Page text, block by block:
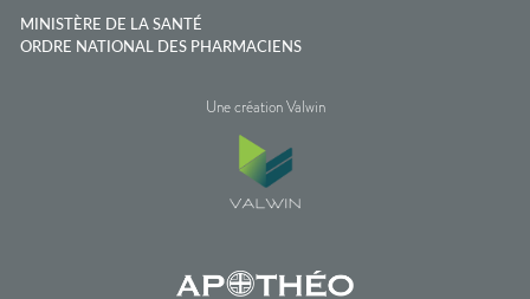
MINISTÈRE DE LA SANTÉ
ORDRE NATIONAL DES PHARMACIENS
Une création Valwin